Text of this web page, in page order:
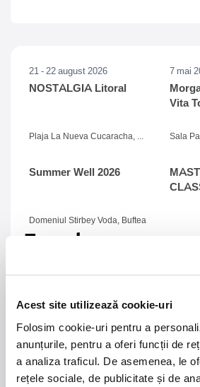
Acest site utilizează cookie-uri
Folosim cookie-uri pentru a
anunțurile, pentru a oferi funcții de
a analiza traficul. De asemenea, le
rețele sociale, de publicitate și de
21 - 22 august 2026
NOSTALGIA Litoral
7 mai
Vita
Sala
Summer Well 2026
Domeniul Stirbey Voda, Buftea
Trends
Blackbriar - A Thousand Little
pentru un concert la Quantic.
Deaths, un material ce explorează
iubirea, pierderea și moartea prin
versuri captivante și puternice
metal.